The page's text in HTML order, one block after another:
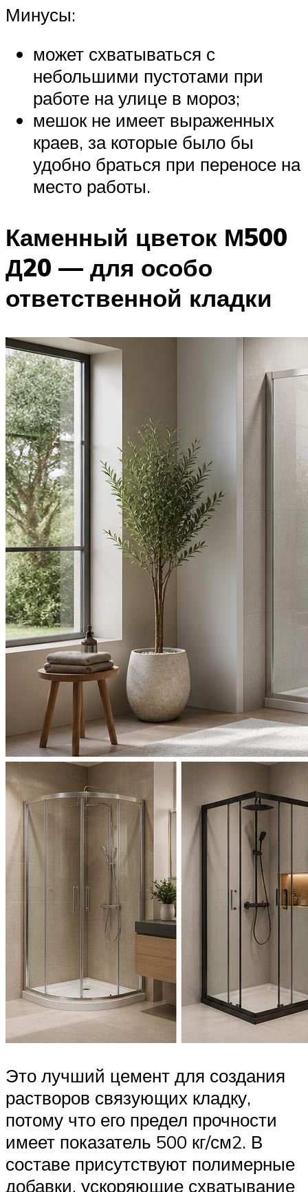
Минусы:
может схватываться с
небольшими пустотами при
работе на улице в мороз;
мешок не имеет выраженных
краев, за которые было бы
удобно браться при переносе на
место работы.
Каменный цветок М500
Д20 — для особо
ответственной кладки
Это лучший цемент для создания
растворов связующих кладку,
потому что его предел прочности
имеет показатель 500 кг/см2. В
составе присутствуют полимерные
добавки, ускоряющие схватывание